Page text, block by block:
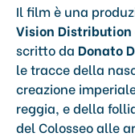
Il film è una
Vision Distribution
scritto da Donato
le tracce della
creazione
reggia, e della
del Colosseo alle